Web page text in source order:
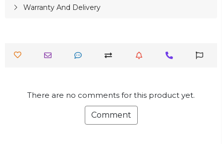
Warranty And Delivery
There are no comments for this product yet.
Comment